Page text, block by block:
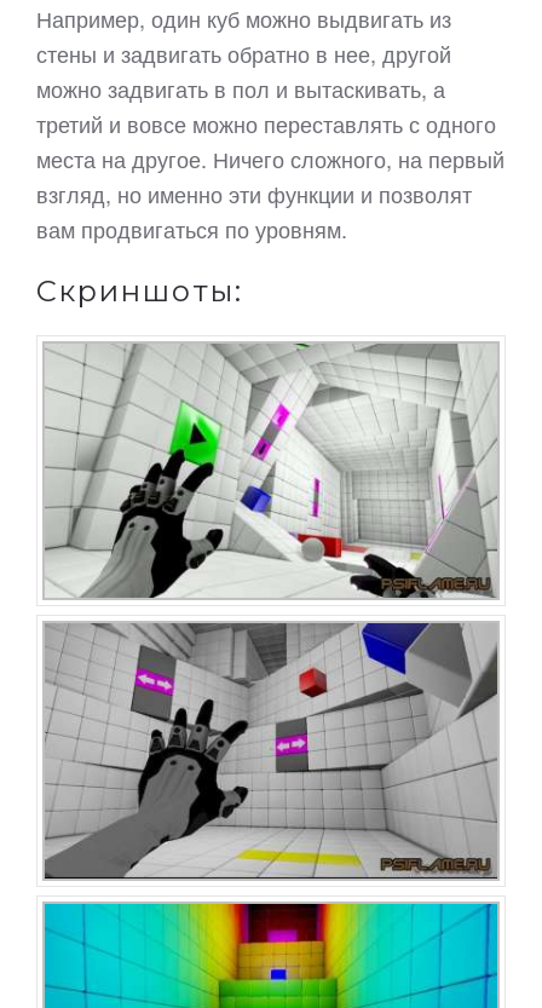
Например, один куб можно выдвигать из
стены и задвигать обратно в нее, другой
можно задвигать в пол и вытаскивать, а
третий и вовсе можно переставлять с одного
места на другое. Ничего сложного, на первый
взгляд, но именно эти функции и позволят
вам продвигаться по уровням.
Скриншоты: